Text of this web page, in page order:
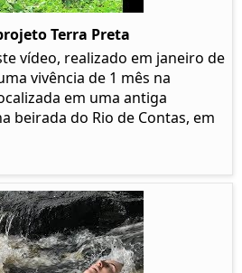
Terra Preta
vídeo, realizado em janeiro de
vivência de 1 mês na
em uma antiga
beirada do Rio de Contas, em